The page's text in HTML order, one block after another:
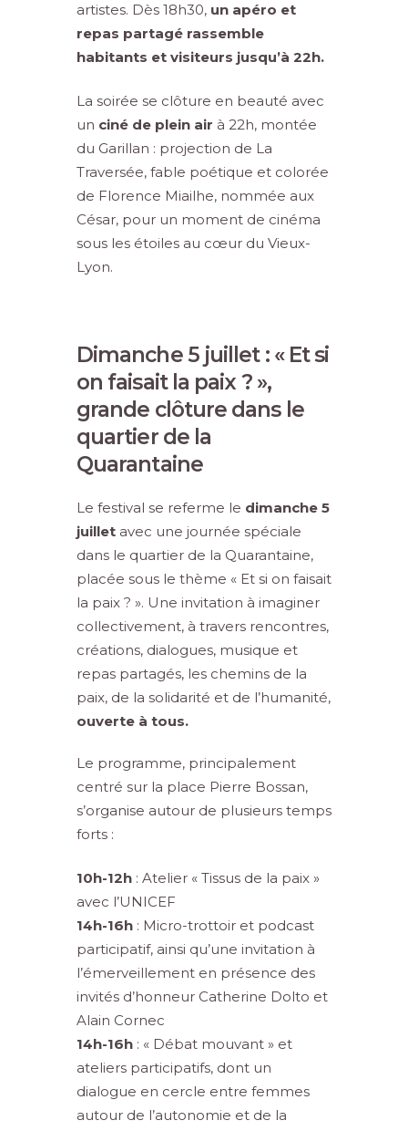
artistes. Dès 18h30, un apéro et
repas partagé rassemble
habitants et visiteurs jusqu’à 22h.
La soirée se clôture en beauté avec
un ciné de plein air à 22h, montée
du Garillan : projection de La
Traversée, fable poétique et colorée
de Florence Miailhe, nommée aux
César, pour un moment de cinéma
sous les étoiles au cœur du Vieux-
Lyon.
Dimanche 5 juillet : « Et si
on faisait la paix ? »,
grande clôture dans le
quartier de la
Quarantaine
Le festival se referme le dimanche 5
juillet avec une journée spéciale
dans le quartier de la Quarantaine,
placée sous le thème « Et si on faisait
la paix ? ». Une invitation à imaginer
collectivement, à travers rencontres,
créations, dialogues, musique et
repas partagés, les chemins de la
paix, de la solidarité et de l’humanité,
ouverte à tous.
Le programme, principalement
centré sur la place Pierre Bossan,
s’organise autour de plusieurs temps
forts :
10h-12h : Atelier « Tissus de la paix »
avec l’UNICEF
14h-16h : Micro-trottoir et podcast
participatif, ainsi qu’une invitation à
l’émerveillement en présence des
invités d’honneur Catherine Dolto et
Alain Cornec
14h-16h : « Débat mouvant » et
ateliers participatifs, dont un
dialogue en cercle entre femmes
autour de l’autonomie et de la